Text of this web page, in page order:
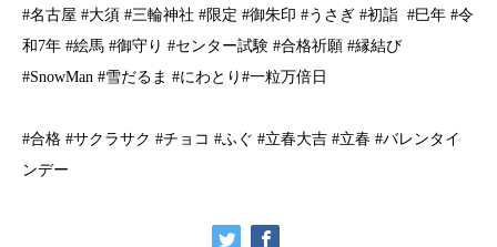
#名古屋 #大須 #三輪神社 #限定 #御朱印 #うさぎ #初詣 #巳年 #令
和7年 #絵馬 #御守り #センター試験 #合格祈願 #縁結び
#SnowMan #雪だるま #にわとり#一粒万倍日
#合格 #サクラサク #チョコ #ふぐ #立春大吉 #立春 #バレンタイ
ンデー